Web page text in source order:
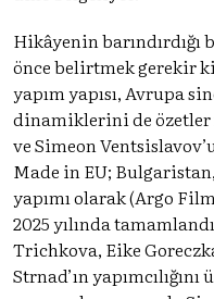
Hikâyenin
önce belirtmek gerekir
yapım yapısı, Avrupa
dinamiklerini de
ve Simeon
Made in EU;
yapımı olarak (Argo
2025 yılında
Trichkova, Eike
Strnad’ın